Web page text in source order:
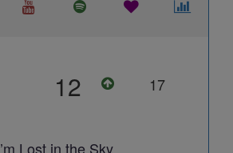
12 17
Lost in the Sky